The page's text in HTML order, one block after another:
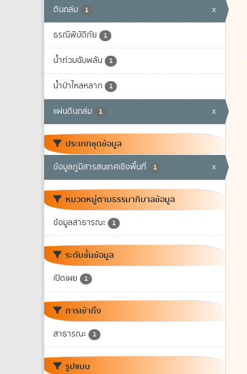
ดินถล่ม 1 x
ธรณีพิบัติภัย 1
น้ำท่วมฉับพลัน 1
น้ำป่าไหลหลาก 1
แผ่นดินถล่ม 1 x
ประเภทชุดข้อมูล
ข้อมูลภูมิสารสนเทศเชิงพื้นที่ 1 x
หมวดหมู่ตามธรรมาภิบาลข้อมูล
ข้อมูลสาธารณะ 1
ระดับชั้นข้อมูล
เปิดเผย 1
การเข้าถึง
สาธารณะ 1
รูปแบบ